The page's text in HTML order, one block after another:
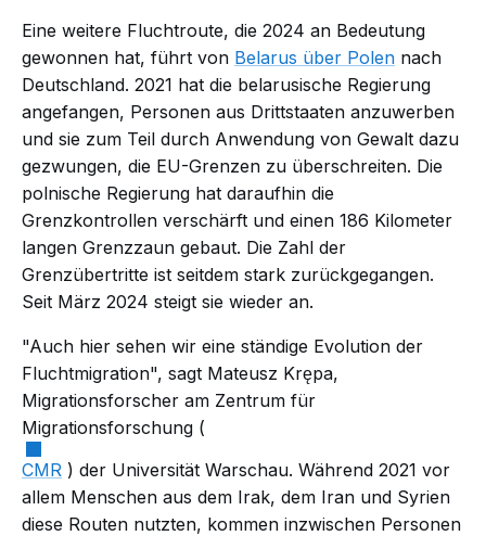
Eine weitere Fluchtroute, die 2024 an Bedeutung
gewonnen hat, führt von Belarus über Polen nach
Deutschland. 2021 hat die belarusische Regierung
angefangen, Personen aus Drittstaaten anzuwerben
und sie zum Teil durch Anwendung von Gewalt dazu
gezwungen, die EU-Grenzen zu überschreiten. Die
polnische Regierung hat daraufhin die
Grenzkontrollen verschärft und einen 186 Kilometer
langen Grenzzaun gebaut. Die Zahl der
Grenzübertritte ist seitdem stark zurückgegangen.
Seit März 2024 steigt sie wieder an.
"Auch hier sehen wir eine ständige Evolution der
Fluchtmigration", sagt Mateusz Krępa,
Migrationsforscher am Zentrum für
Migrationsforschung (
CMR ) der Universität Warschau. Während 2021 vor
allem Menschen aus dem Irak, dem Iran und Syrien
diese Routen nutzten, kommen inzwischen Personen